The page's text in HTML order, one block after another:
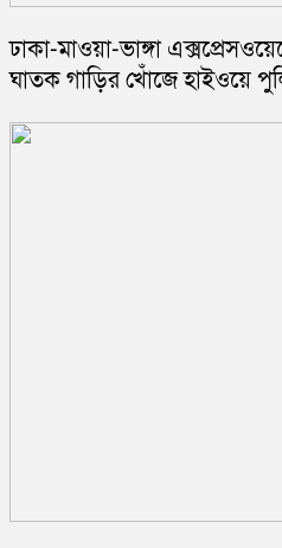
ঢাকা-মাওয়া-ভাঙ্গা
ঘাতক গাড়ির খোঁজে হাইওয়ে